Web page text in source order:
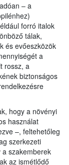
– a
forró italok
tálak,
és evőeszközök
a
rossz, a
biztonságos
hogy a növényi
használat
–, feltehetőleg
szerkezeti
szakemberek
az ismétlődő